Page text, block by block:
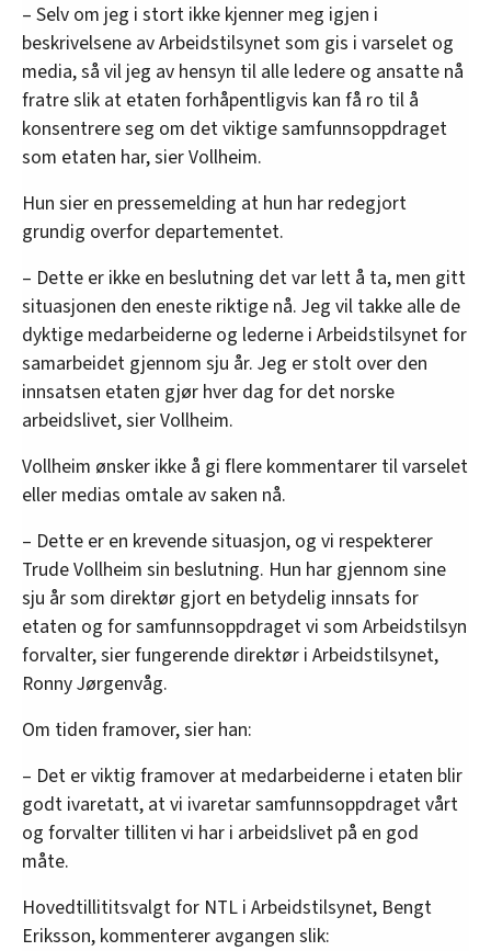
– Selv om jeg i stort ikke kjenner meg igjen i
beskrivelsene av Arbeidstilsynet som gis i varselet og
media, så vil jeg av hensyn til alle ledere og ansatte nå
fratre slik at etaten forhåpentligvis kan få ro til å
konsentrere seg om det viktige samfunnsoppdraget
som etaten har, sier Vollheim.
Hun sier en pressemelding at hun har redegjort
grundig overfor departementet.
– Dette er ikke en beslutning det var lett å ta, men gitt
situasjonen den eneste riktige nå. Jeg vil takke alle de
dyktige medarbeiderne og lederne i Arbeidstilsynet for
samarbeidet gjennom sju år. Jeg er stolt over den
innsatsen etaten gjør hver dag for det norske
arbeidslivet, sier Vollheim.
Vollheim ønsker ikke å gi flere kommentarer til varselet
eller medias omtale av saken nå.
– Dette er en krevende situasjon, og vi respekterer
Trude Vollheim sin beslutning. Hun har gjennom sine
sju år som direktør gjort en betydelig innsats for
etaten og for samfunnsoppdraget vi som Arbeidstilsyn
forvalter, sier fungerende direktør i Arbeidstilsynet,
Ronny Jørgenvåg.
Om tiden framover, sier han:
– Det er viktig framover at medarbeiderne i etaten blir
godt ivaretatt, at vi ivaretar samfunnsoppdraget vårt
og forvalter tilliten vi har i arbeidslivet på en god
måte.
Hovedtillititsvalgt for NTL i Arbeidstilsynet, Bengt
Eriksson, kommenterer avgangen slik: